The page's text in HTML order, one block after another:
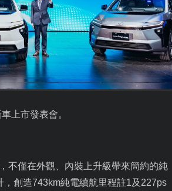
車上市發表會。
不僅在外觀、內裝上升級帶來簡約的純
，創造743km純電續航里程註1及 227ps